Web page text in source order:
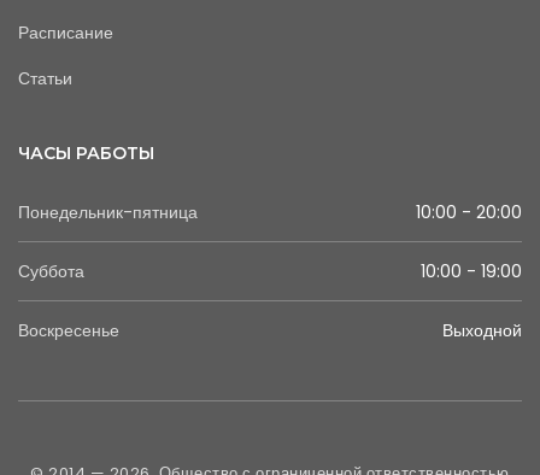
Расписание
Статьи
ЧАСЫ РАБОТЫ
Понедельник-пятница 10:00 - 20:00
Суббота 10:00 - 19:00
Воскресенье Выходной